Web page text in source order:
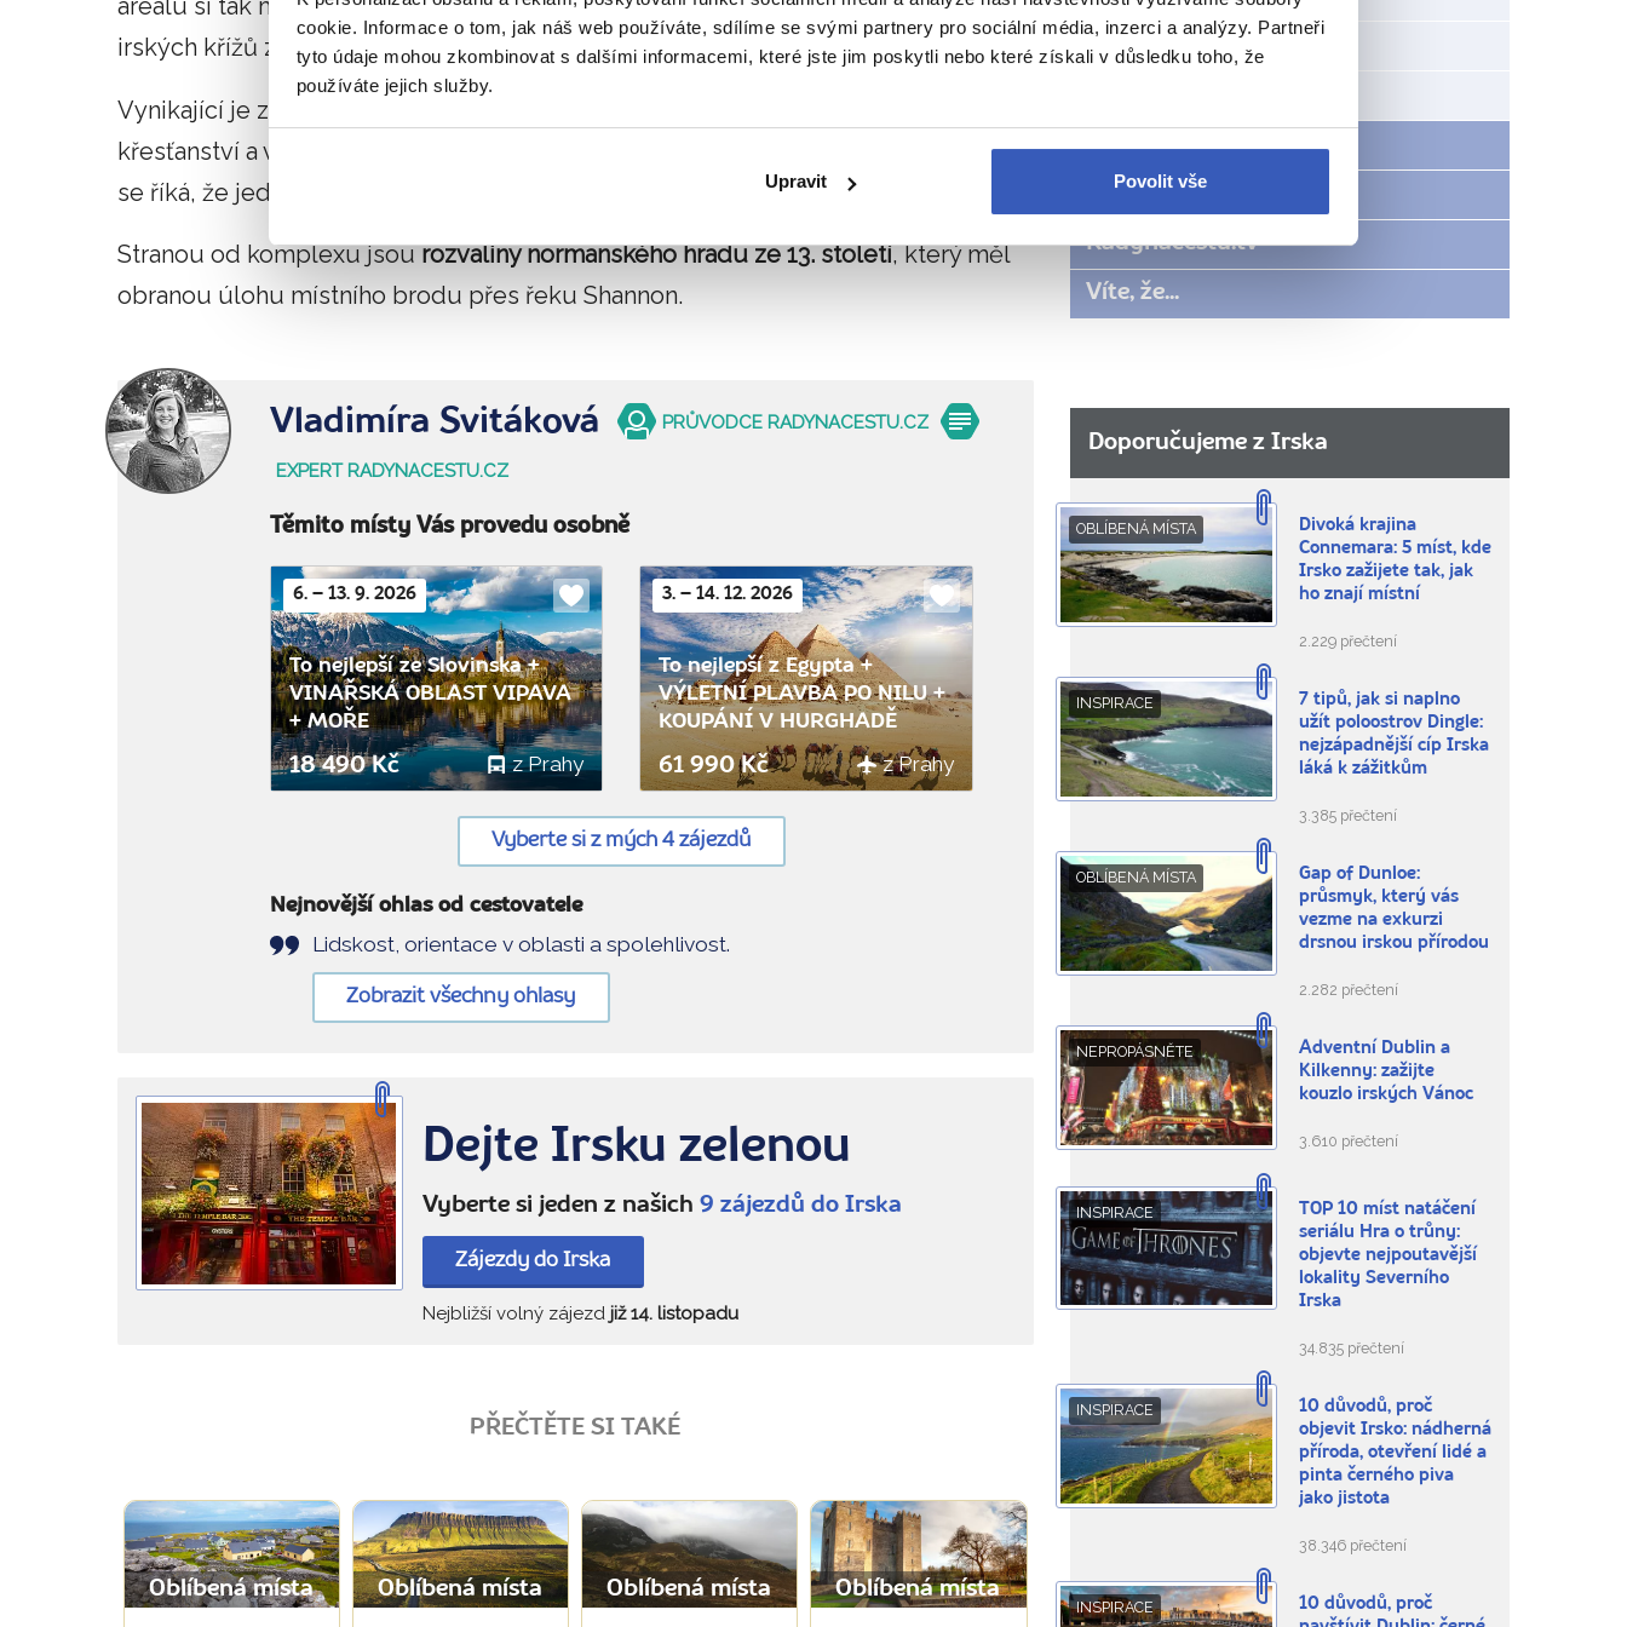
cookie. Informace o tom, jak náš web používáte, sdílíme se svými partnery pro sociální média, inzerci a analýzy. Partneři
tyto údaje mohou zkombinovat s dalšími informacemi, které jste jim poskytli nebo které získali v důsledku toho, že
používáte jejich služby.
Upravit Povolit vše
areálu si tak můžete prohlédnout ruiny dvou katedrál, několika prolamovaných
irských křížů z 10. století. Naleznete zde i dvě válcové věže.
Vynikající je zde zbudované muzeum, které mapuje historii kláštera, historii
křesťanství a vzdělávání v Irsku. Ukrývá i
. O muzeu
se říká, že jedním z nejlepších v Irsku.
Stranou od komplexu jsourozvaliny normanského hradu ze 13. století, který měl
obranou úlohu místního brodu přes řeku Shannon.
Vladimíra Svitáková PRŮVODCE RADYNACESTU.CZ
EXPERT RADYNACESTU.CZ
Těmito místy Vás provedu osobně
6. – 13. 9. 2026
Do
oblíbených
To nejlepší ze Slovinska +
VINAŘSKÁ OBLAST VIPAVA
+ MOŘE
18 490 Kč z Prahy
3. – 14. 12. 2026
Do
oblíbených
To nejlepší z Egypta +
VÝLETNÍ PLAVBA PO NILU +
KOUPÁNÍ V HURGHADĚ
61 990 Kč z Prahy
Vyberte si z mých 4 zájezdů
Nejnovější ohlas od cestovatele
Lidskost, orientace v oblasti a spolehlivost.
Zobrazit všechny ohlasy
Dejte Irsku zelenou
Vyberte si jeden z našich9 zájezdů do Irska
Zájezdy do Irska
Nejbližší volný zájezdjiž 14. listopadu
PŘEČTĚTE SI TAKÉ
Oblíbená místa Oblíbená místa Oblíbená místa Oblíbená místa
Swiss Cottage
Počasí v Irsku
Rady na cestu
Radynacestu.tv
Víte, že...
Doporučujeme z Irska
OBLÍBENÁ MÍSTA
Divoká krajina
Connemara: 5 míst, kde
Irsko zažijete tak, jak
ho znají místní
2.229 přečtení
INSPIRACE
7 tipů, jak si naplno
užít poloostrov Dingle:
nejzápadnější cíp Irska
láká k zážitkům
3.385 přečtení
OBLÍBENÁ MÍSTA
Gap of Dunloe:
průsmyk, který vás
vezme na exkurzi
drsnou irskou přírodou
2.282 přečtení
NEPROPÁSNĚTE
Adventní Dublin a
Kilkenny: zažijte
kouzlo irských Vánoc
3.610 přečtení
INSPIRACE
TOP 10 míst natáčení
seriálu Hra o trůny:
objevte nejpoutavější
lokality Severního
Irska
34.835 přečtení
INSPIRACE
10 důvodů, proč
objevit Irsko: nádherná
příroda, otevření lidé a
pinta černého piva
jako jistota
38.346 přečtení
INSPIRACE
10 důvodů, proč